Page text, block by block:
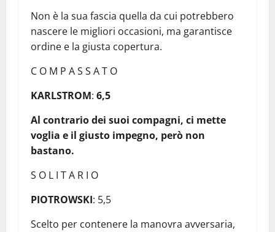
Non è la sua fascia quella da cui potrebbero
nascere le migliori occasioni, ma garantisce
ordine e la giusta copertura.
C O M P A S S A T O
KARLSTROM: 6,5
Al contrario dei suoi compagni, ci mette
voglia e il giusto impegno, però non
bastano.
S O L I T A R I O
PIOTROWSKI: 5,5
Scelto per contenere la manovra avversaria,